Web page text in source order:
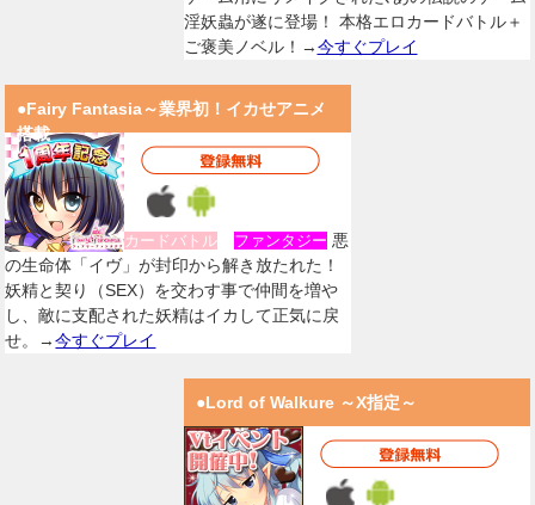
淫妖蟲が遂に登場！ 本格エロカードバトル＋
ご褒美ノベル！→今すぐプレイ
●Fairy Fantasia～業界初！イカせアニメ
搭載
カードバトル ファンタジー 悪
の生命体「イヴ」が封印から解き放たれた！
妖精と契り（SEX）を交わす事で仲間を増や
し、敵に支配された妖精はイカして正気に戻
せ。→今すぐプレイ
●Lord of Walkure ～X指定～